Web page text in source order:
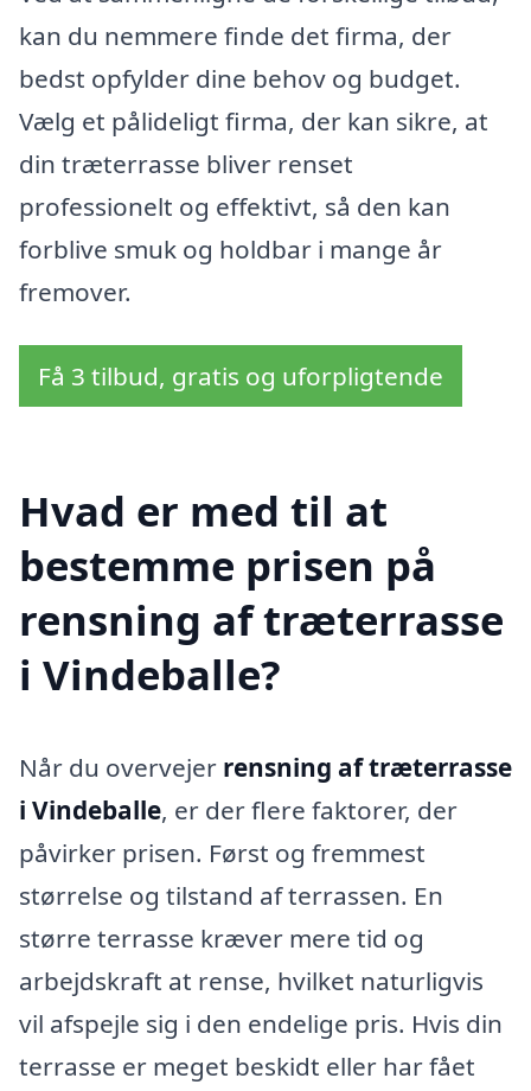
kan du nemmere finde det firma, der
bedst opfylder dine behov og budget.
Vælg et pålideligt firma, der kan sikre, at
din træterrasse bliver renset
professionelt og effektivt, så den kan
forblive smuk og holdbar i mange år
fremover.
Få 3 tilbud, gratis og uforpligtende
Hvad er med til at
bestemme prisen på
rensning af træterrasse
i Vindeballe?
Når du overvejer rensning af træterrasse
i Vindeballe, er der flere faktorer, der
påvirker prisen. Først og fremmest
størrelse og tilstand af terrassen. En
større terrasse kræver mere tid og
arbejdskraft at rense, hvilket naturligvis
vil afspejle sig i den endelige pris. Hvis din
terrasse er meget beskidt eller har fået